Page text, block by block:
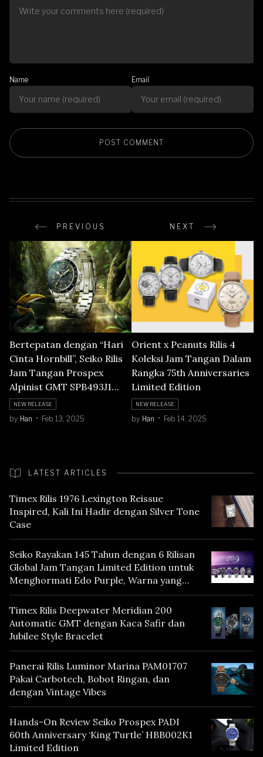
Name Email
PREVIOUS NEXT
Bertepatan dengan “Hari
Cinta Hornbill”, Seiko Rilis
Jam Tangan Prospex
Alpinist GMT SPB493J1
Asia Limited Edition
NEW RELEASE
by Han Feb 13, 2025
Orient x Peanuts Rilis 4
Koleksi Jam Tangan Dalam
Rangka 75th Anniversaries
Limited Edition
NEW RELEASE
by Han Feb 14, 2025
LATEST ARTICLES
Timex Rilis 1976 Lexington Reissue
Inspired, Kali Ini Hadir dengan Silver Tone
Case
Seiko Rayakan 145 Tahun dengan 6 Rilisan
Global Jam Tangan Limited Edition untuk
Menghormati Edo Purple, Warna yang
Mencerminkan Warisan Tokyo
Timex Rilis Deepwater Meridian 200
Automatic GMT dengan Kaca Safir dan
Jubilee Style Bracelet
Panerai Rilis Luminor Marina PAM01707
Pakai Carbotech, Bobot Ringan, dan
dengan Vintage Vibes
Hands-On Review Seiko Prospex PADI
60th Anniversary ‘King Turtle’ HBB002K1
Limited Edition